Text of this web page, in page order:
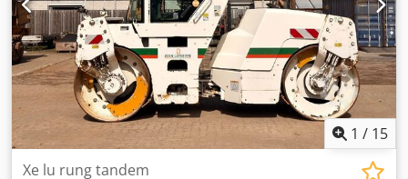
1 / 15
Xe lu rung tandem